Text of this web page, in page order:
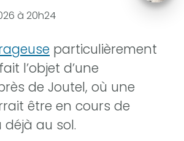
à 20h24
particulièrement
l’objet d’une
de Joutel, où une
être en cours de
au sol.